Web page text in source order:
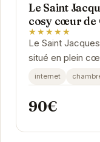
Le Saint
cosy cœur de
★★★★★
Le Saint
situé en plein
facile aux
internet
90€